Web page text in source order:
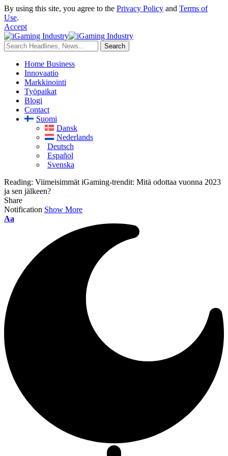
By using this site, you agree to the Privacy Policy and Terms of
Use.
Accept
Home Business
Innovaatio
Markkinointi
Työpaikat
Blogi
Contact
Suomi
Dansk
Nederlands
Deutsch
Español
Svenska
Reading: Viimeisimmät iGaming-trendit: Mitä odottaa vuonna 2023
ja sen jälkeen?
Share
Notification Show More
Aa